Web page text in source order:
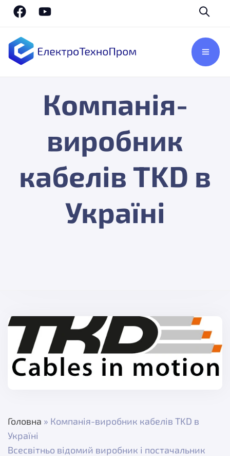
Компанія-
виробник
кабелів TKD в
Україні
Головна » Компанія-виробник кабелів TKD в
Україні
Всесвітньо відомий виробник і постачальник